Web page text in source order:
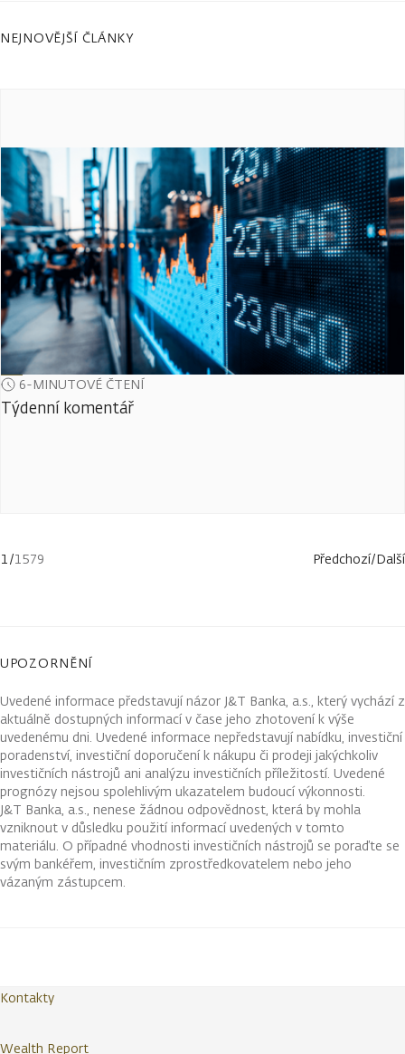
NEJNOVĚJŠÍ ČLÁNKY
6-MINUTOVÉ ČTENÍ
Týdenní komentář
1/1579 Předchozí/Další
UPOZORNĚNÍ
Uvedené informace představují názor J&T Banka, a.s., který vychází z
aktuálně dostupných informací v čase jeho zhotovení k výše
uvedenému dni. Uvedené informace nepředstavují nabídku, investiční
poradenství, investiční doporučení k nákupu či prodeji jakýchkoliv
investičních nástrojů ani analýzu investičních příležitostí. Uvedené
prognózy nejsou spolehlivým ukazatelem budoucí výkonnosti.
J&T Banka, a.s., nenese žádnou odpovědnost, která by mohla
vzniknout v důsledku použití informací uvedených v tomto
materiálu. O případné vhodnosti investičních nástrojů se poraďte se
svým bankéřem, investičním zprostředkovatelem nebo jeho
vázaným zástupcem.
Kontakty
Wealth Report